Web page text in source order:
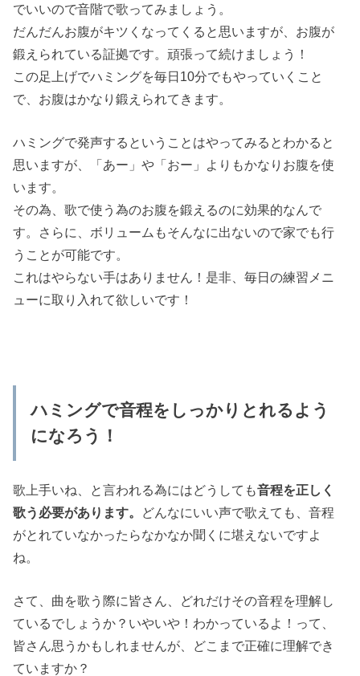
でいいので音階で歌ってみましょう。
だんだんお腹がキツくなってくると思いますが、お腹が
鍛えられている証拠です。頑張って続けましょう！
この足上げでハミングを毎日10分でもやっていくこと
で、お腹はかなり鍛えられてきます。
ハミングで発声するということはやってみるとわかると
思いますが、「あー」や「おー」よりもかなりお腹を使
います。
その為、歌で使う為のお腹を鍛えるのに効果的なんで
す。さらに、ボリュームもそんなに出ないので家でも行
うことが可能です。
これはやらない手はありません！是非、毎日の練習メニ
ューに取り入れて欲しいです！
ハミングで音程をしっかりとれるよう
になろう！
歌上手いね、と言われる為にはどうしても音程を正しく
歌う必要があります。 どんなにいい声で歌えても、音程
がとれていなかったらなかなか聞くに堪えないですよ
ね。
さて、曲を歌う際に皆さん、どれだけその音程を理解し
ているでしょうか？いやいや！わかっているよ！って、
皆さん思うかもしれませんが、どこまで正確に理解でき
ていますか？